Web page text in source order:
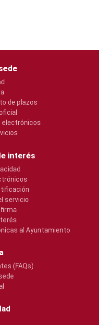
de plazos
electrónicos
interés
servicio
al Ayuntamiento
(FAQs)